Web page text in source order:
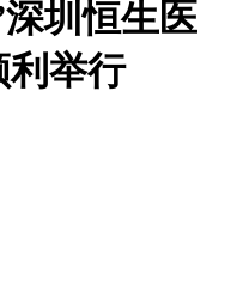
深圳恒生医
利举行